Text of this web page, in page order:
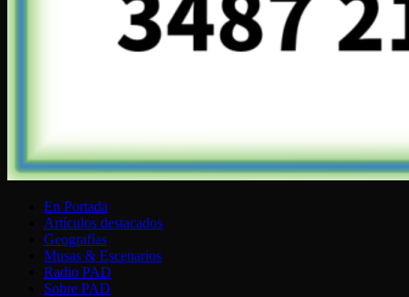
En Portada
Artículos destacados
Geografías
Musas & Escenarios
Radio PAD
Sobre PAD